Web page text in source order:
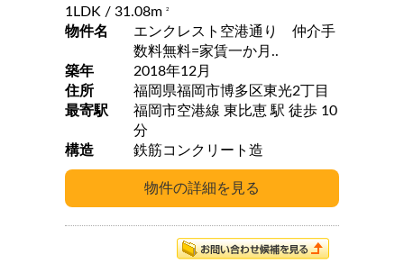
1LDK / 31.08m 2
物件名
エンクレスト空港通り 仲介手
数料無料=家賃一か月..
築年
2018年12月
住所
福岡県福岡市博多区東光2丁目
最寄駅
福岡市空港線 東比恵 駅 徒歩 10
分
構造
鉄筋コンクリート造